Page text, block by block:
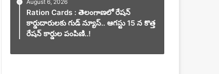
August 6, 2026
Ration Cards : తెలంగాణలో రేషన్
కార్డుదారులకు గుడ్ న్యూస్.. ఆగస్టు 15 న కొత్త
రేషన్ కార్డుల పంపిణి..!